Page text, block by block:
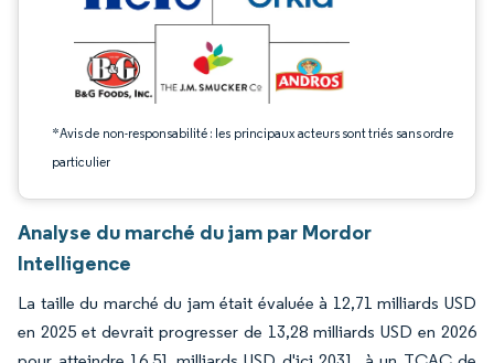
*Avis de non-responsabilité : les principaux acteurs sont triés sans ordre
particulier
Analyse du marché du jam par Mordor
Intelligence
La taille du marché du jam était évaluée à 12,71 milliards USD
en 2025 et devrait progresser de 13,28 milliards USD en 2026